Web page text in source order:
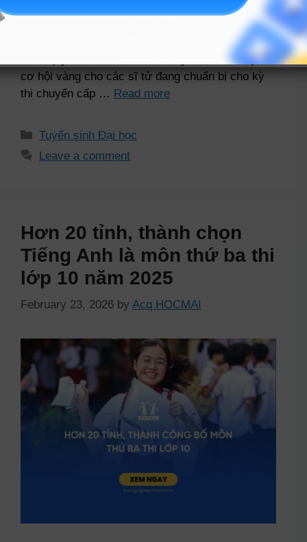
Trường Đại học Xây dựng Hà Nội (HUCE) đã
chính thức công bố dự kiến phương án tuyển sinh
năm 2026. Với chỉ tiêu 4.700 sinh viên và chính
sách quy đổi điểm IELTS cực kỳ “dễ thở”, đây là
cơ hội vàng cho các sĩ tử đang chuẩn bị cho kỳ
thi chuyển cấp … Read more
Tuyển sinh Đại học
Leave a comment
Hơn 20 tỉnh, thành chọn
Tiếng Anh là môn thứ ba thi
lớp 10 năm 2025
February 23, 2026 by Acq HOCMAI